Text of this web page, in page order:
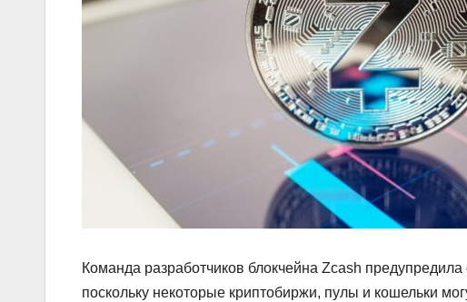
Команда разработчиков блокчейна Zcash
поскольку некоторые криптобиржи, пулы и кошельки